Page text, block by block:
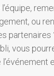
l’équipe,
ou
partenaires
vous